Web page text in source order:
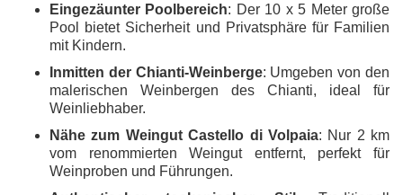
Eingezäunter Poolbereich: Der 10 x 5 Meter große
Pool bietet Sicherheit und Privatsphäre für Familien
mit Kindern.
Inmitten der Chianti-Weinberge: Umgeben von den
malerischen Weinbergen des Chianti, ideal für
Weinliebhaber.
Nähe zum Weingut Castello di Volpaia: Nur 2 km
vom renommierten Weingut entfernt, perfekt für
Weinproben und Führungen.